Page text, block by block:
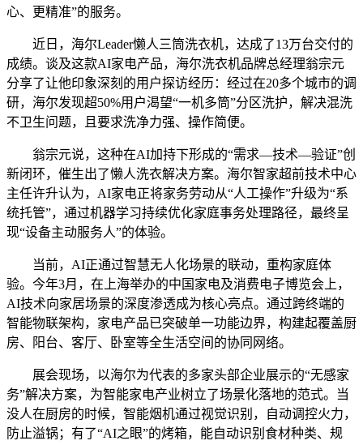
心、更精准”的服务。
近日，海尔Leader懒人三筒洗衣机，达成了13万台交付的
成绩。谈及这款AI家电产品，海尔洗衣机品牌总经理翁宗元
分享了让他印象深刻的用户探访经历：经过在20多个城市的调
研，海尔发现超50%用户渴望“一机多筒”分区洗护，解决混洗
不卫生问题，且要求洗净力强、操作简便。
翁宗元说，这种在AI加持下形成的“需求—技术—验证”创
新闭环，催生出了懒人洗衣解决方案。海尔智家超前技术中心
主任许升认为，AI家电正将家务劳动从“人工操作”升级为“系
统托管”，通过机器学习持续优化家庭事务处理路径，最终呈
现“设备主动服务人”的体验。
当前，AI正通过智慧无人化场景的联动，重构家庭体
验。今年3月，在上海举办的中国家电及消费电子博览会上，
AI技术向家居场景的深度渗透成为核心亮点。通过跨终端的
智能物联架构，家电产品已突破单一功能边界，构建起覆盖厨
房、阳台、客厅、卧室等全生活空间的协同网络。
展会现场，以海尔为代表的多家头部企业展示的“无感家
务”解决方案，为智能家电产业树立了场景化落地的范式。当
没人在厨房的时候，智能烟机通过视觉识别，自动调控火力，
防止溢锅；有了“AI之眼”的烤箱，能自动识别食材种类、规